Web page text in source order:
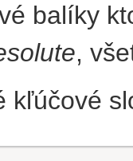
balíky
,
kľúčové